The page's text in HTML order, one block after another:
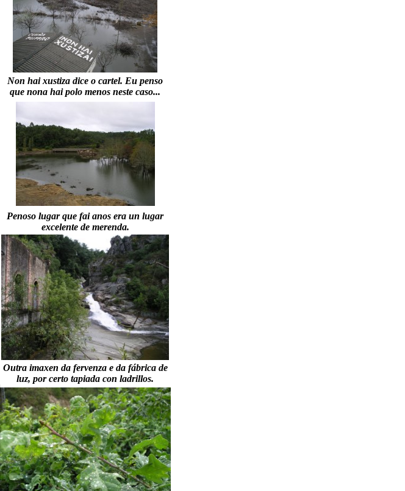
Non hai xustiza dice o cartel. Eu penso
que nona hai polo menos neste caso...
Penoso lugar que fai anos era un lugar
excelente de merenda.
Outra imaxen da fervenza e da fábrica de
luz, por certo tapiada con ladrillos.